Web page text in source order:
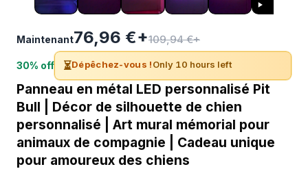
Maintenant76,96 €+109,94 €+
30% off ⏳Dépêchez-vous !Only 10 hours left
Panneau en métal LED personnalisé Pit
Bull | Décor de silhouette de chien
personnalisé | Art mural mémorial pour
animaux de compagnie | Cadeau unique
pour amoureux des chiens